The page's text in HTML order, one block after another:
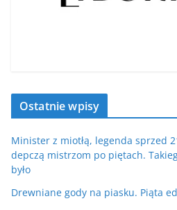
Ostatnie wpisy
Minister z miotłą, legenda sprzed
depczą mistrzom po piętach.
było
Drewniane gody na piasku. Piąta